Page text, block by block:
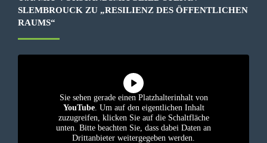
SLEMBROUCK ZU „RESILIENZ DES ÖFFENTLICHEN
RAUMS“
Sie sehen gerade einen Platzhalterinhalt von
YouTube. Um auf den eigentlichen Inhalt
zuzugreifen, klicken Sie auf die Schaltfläche
unten. Bitte beachten Sie, dass dabei Daten an
Drittanbieter weitergegeben werden.